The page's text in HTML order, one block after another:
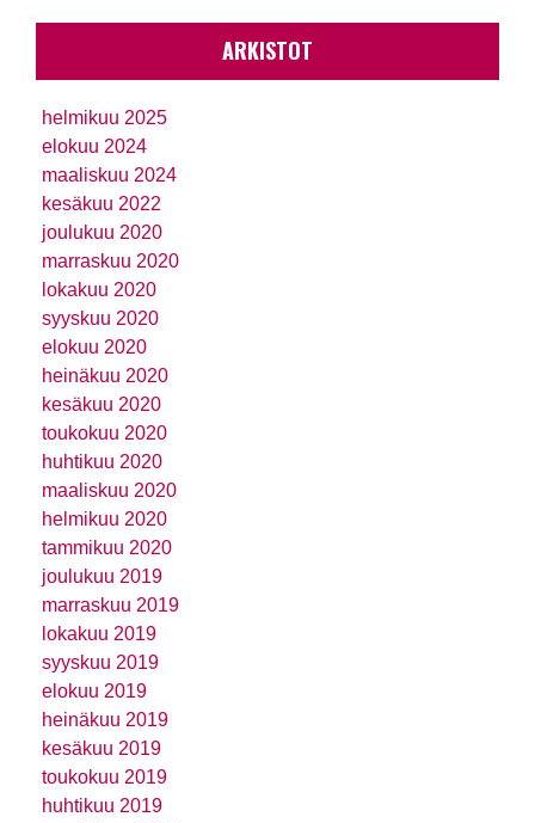
ARKISTOT
helmikuu 2025
elokuu 2024
maaliskuu 2024
kesäkuu 2022
joulukuu 2020
marraskuu 2020
lokakuu 2020
syyskuu 2020
elokuu 2020
heinäkuu 2020
kesäkuu 2020
toukokuu 2020
huhtikuu 2020
maaliskuu 2020
helmikuu 2020
tammikuu 2020
joulukuu 2019
marraskuu 2019
lokakuu 2019
syyskuu 2019
elokuu 2019
heinäkuu 2019
kesäkuu 2019
toukokuu 2019
huhtikuu 2019